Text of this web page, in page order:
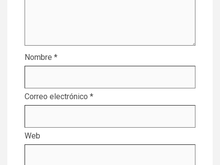
Nombre *
Correo electrónico *
Web